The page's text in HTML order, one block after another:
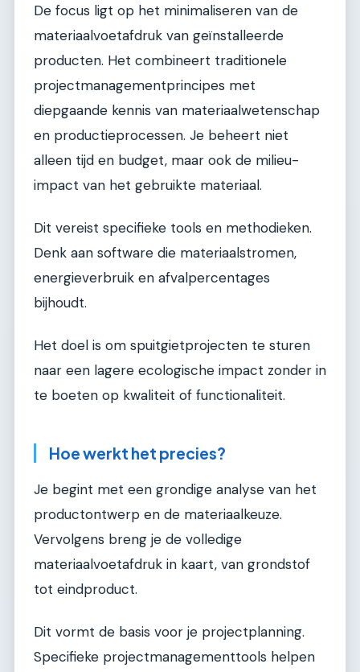
De focus ligt op het minimaliseren van de
materiaalvoetafdruk van geïnstalleerde
producten. Het combineert traditionele
projectmanagementprincipes met
diepgaande kennis van materiaalwetenschap
en productieprocessen. Je beheert niet
alleen tijd en budget, maar ook de milieu-
impact van het gebruikte materiaal.
Dit vereist specifieke tools en methodieken.
Denk aan software die materiaalstromen,
energieverbruik en afvalpercentages
bijhoudt.
Het doel is om spuitgietprojecten te sturen
naar een lagere ecologische impact zonder in
te boeten op kwaliteit of functionaliteit.
Hoe werkt het precies?
Je begint met een grondige analyse van het
productontwerp en de materiaalkeuze.
Vervolgens breng je de volledige
materiaalvoetafdruk in kaart, van grondstof
tot eindproduct.
Dit vormt de basis voor je projectplanning.
Specifieke projectmanagementtools helpen